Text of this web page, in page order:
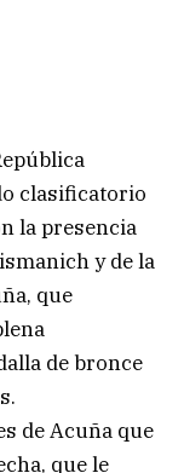
clasificatorio
la presencia
y de la
que
de bronce
de Acuña que
que le